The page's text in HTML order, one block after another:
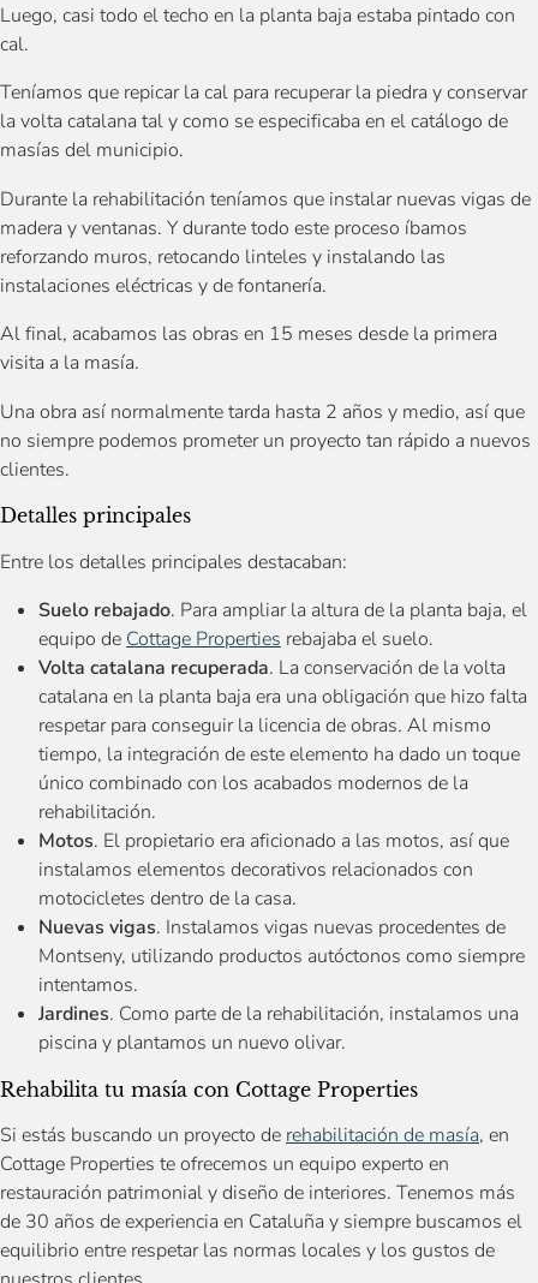
Luego, casi todo el techo en la planta baja estaba pintado con
cal.
Teníamos que repicar la cal para recuperar la piedra y conservar
la volta catalana tal y como se especificaba en el catálogo de
masías del municipio.
Durante la rehabilitación teníamos que instalar nuevas vigas de
madera y ventanas. Y durante todo este proceso íbamos
reforzando muros, retocando linteles y instalando las
instalaciones eléctricas y de fontanería.
Al final, acabamos las obras en 15 meses desde la primera
visita a la masía.
Una obra así normalmente tarda hasta 2 años y medio, así que
no siempre podemos prometer un proyecto tan rápido a nuevos
clientes.
Detalles principales
Entre los detalles principales destacaban:
Suelo rebajado. Para ampliar la altura de la planta baja, el
equipo de Cottage Properties rebajaba el suelo.
Volta catalana recuperada. La conservación de la volta
catalana en la planta baja era una obligación que hizo falta
respetar para conseguir la licencia de obras. Al mismo
tiempo, la integración de este elemento ha dado un toque
único combinado con los acabados modernos de la
rehabilitación.
Motos. El propietario era aficionado a las motos, así que
instalamos elementos decorativos relacionados con
motocicletes dentro de la casa.
Nuevas vigas. Instalamos vigas nuevas procedentes de
Montseny, utilizando productos autóctonos como siempre
intentamos.
Jardines. Como parte de la rehabilitación, instalamos una
piscina y plantamos un nuevo olivar.
Rehabilita tu masía con Cottage Properties
Si estás buscando un proyecto de rehabilitación de masía, en
Cottage Properties te ofrecemos un equipo experto en
restauración patrimonial y diseño de interiores. Tenemos más
de 30 años de experiencia en Cataluña y siempre buscamos el
equilibrio entre respetar las normas locales y los gustos de